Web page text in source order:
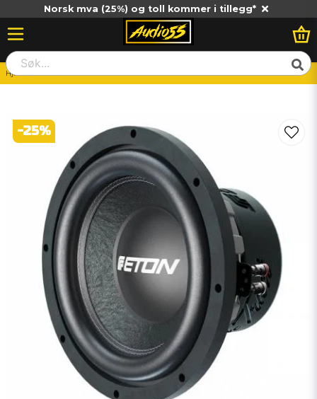
Norsk mva (25%) og toll kommer i tillegg*
Hjem Dold Eton ET-PW10
-25%